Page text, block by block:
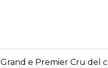
e Premier Cru del